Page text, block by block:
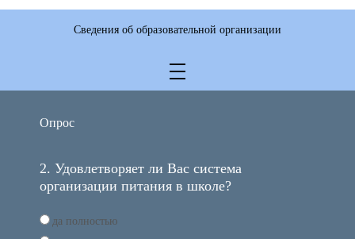
Сведения об образовательной организации
Опрос
2. Удовлетворяет ли Вас система
организации питания в школе?
да полностью